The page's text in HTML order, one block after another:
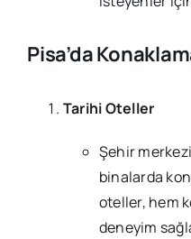
Pisa’da
Tarihi Oteller
Şehir
binalarda
oteller, hem
deneyim